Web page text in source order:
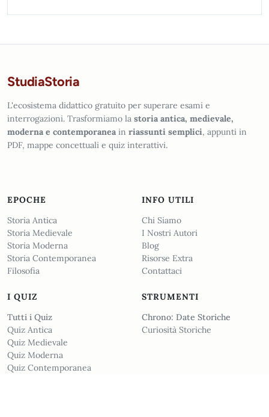
StudiaStoria
L'ecosistema didattico gratuito per superare esami e
interrogazioni. Trasformiamo la storia antica, medievale,
moderna e contemporanea in riassunti semplici, appunti in
PDF, mappe concettuali e quiz interattivi.
EPOCHE
Storia Antica
Storia Medievale
Storia Moderna
Storia Contemporanea
Filosofia
I QUIZ
Tutti i Quiz
Quiz Antica
Quiz Medievale
Quiz Moderna
Quiz Contemporanea
STRUMENTI
Chrono: Date Storiche
Curiosità Storiche
INFO UTILI
Chi Siamo
I Nostri Autori
Blog
Risorse Extra
Contattaci